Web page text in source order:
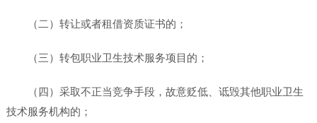
（二）转让或者租借资质证书的；
（三）转包职业卫生技术服务项目的；
（四）采取不正当竞争手段，故意贬低、诋毁其他职业卫生
技术服务机构的；